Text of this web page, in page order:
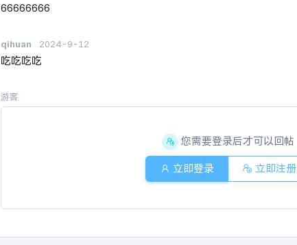
66666666
qihuan 2024-9-12
吃吃吃吃
游客
您需要登录后才可以回帖
立即登录 立即注册